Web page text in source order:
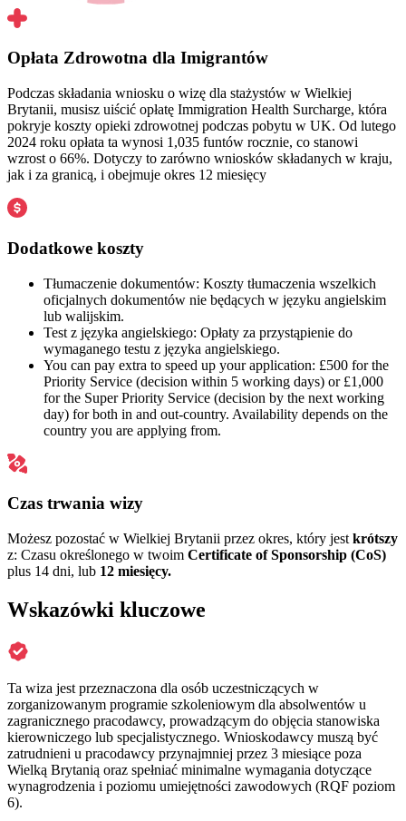
Opłata Zdrowotna dla Imigrantów
Podczas składania wniosku o wizę dla stażystów w Wielkiej
Brytanii, musisz uiścić opłatę Immigration Health Surcharge, która
pokryje koszty opieki zdrowotnej podczas pobytu w UK. Od lutego
2024 roku opłata ta wynosi 1,035 funtów rocznie, co stanowi
wzrost o 66%. Dotyczy to zarówno wniosków składanych w kraju,
jak i za granicą, i obejmuje okres 12 miesięcy
Dodatkowe koszty
Tłumaczenie dokumentów: Koszty tłumaczenia wszelkich
oficjalnych dokumentów nie będących w języku angielskim
lub walijskim.
Test z języka angielskiego: Opłaty za przystąpienie do
wymaganego testu z języka angielskiego.
You can pay extra to speed up your application: £500 for the
Priority Service (decision within 5 working days) or £1,000
for the Super Priority Service (decision by the next working
day) for both in and out-country. Availability depends on the
country you are applying from.
Czas trwania wizy
Możesz pozostać w Wielkiej Brytanii przez okres, który jest krótszy
z: Czasu określonego w twoim Certificate of Sponsorship (CoS)
plus 14 dni, lub 12 miesięcy.
Wskazówki kluczowe
Ta wiza jest przeznaczona dla osób uczestniczących w
zorganizowanym programie szkoleniowym dla absolwentów u
zagranicznego pracodawcy, prowadzącym do objęcia stanowiska
kierowniczego lub specjalistycznego. Wnioskodawcy muszą być
zatrudnieni u pracodawcy przynajmniej przez 3 miesiące poza
Wielką Brytanią oraz spełniać minimalne wymagania dotyczące
wynagrodzenia i poziomu umiejętności zawodowych (RQF poziom
6).